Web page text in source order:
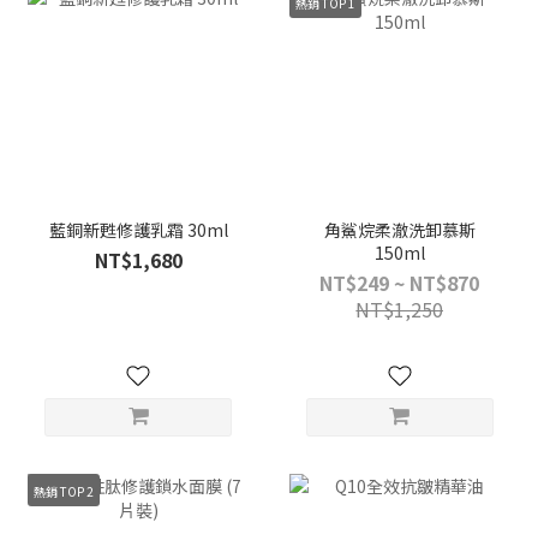
藍銅新甦修護乳霜 30ml
NT$1,680
角鯊烷柔澈洗卸慕斯
150ml
NT$249 ~ NT$870
NT$1,250
熱銷 TOP 2